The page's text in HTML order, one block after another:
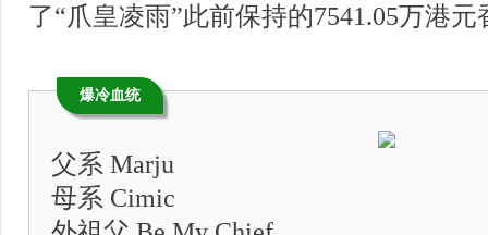
了“爪皇凌雨”此前保持的7541.05万港
爆冷血统
父系 Marju
母系 Cimic